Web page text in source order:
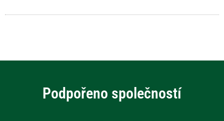
Podpořeno společností